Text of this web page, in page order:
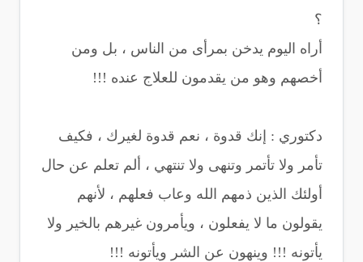
؟
أراه اليوم يدخن بمرأى من الناس ، بل ومن
أخصهم وهو من يقدمون للعلاج عنده !!!
دكتوري : إنك قدوة ، نعم قدوة لغيرك ، فكيف
تأمر ولا تأتمر وتنهى ولا تنتهي ، ألم تعلم عن حال
أولئك الذين ذمهم الله وعاب فعلهم ، لأنهم
يقولون ما لا يفعلون ، ويأمرون غيرهم بالخير ولا
يأتونه !!! وينهون عن الشر ويأتونه !!!